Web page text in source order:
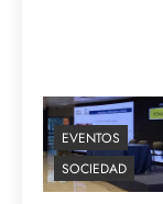
EVENTOS
SOCIEDAD